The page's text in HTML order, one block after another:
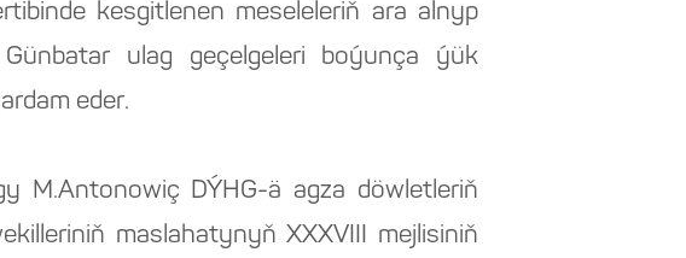
kesgitlenen meseleleriň ara alnyp
ulag geçelgeleri boýunça ýük
eder.
M.Antonowiç DÝHG-ä agza döwletleriň
maslahatynyň XXXVIII mejlisiniň